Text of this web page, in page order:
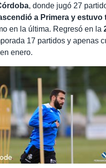
, donde jugó 27
a Primera y estuvo
en la última. Regresó en la
17 partidos y apenas
enero.